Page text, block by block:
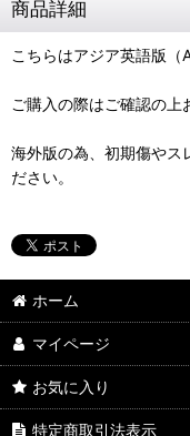
商品詳細
こちらはアジア英語版（
ご購入の際はご確認の上
海外版の為、初期傷やス
ださい。
ホーム
マイページ
お気に入り
特定商取引法表示